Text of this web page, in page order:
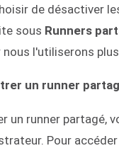
de désactiver
sous Runners
l'utiliserons
un runner
un runner partagé,
Pour